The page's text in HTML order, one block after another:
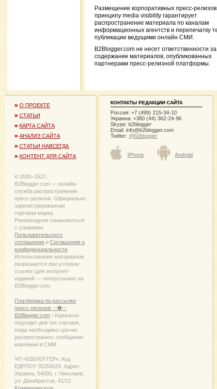
Размещение корпоративных пресс-
принципу media visibility гарантирует
распространение материала по каналам
информационных агентств и перепечатку
публикации ведущими онлайн СМИ.
B2Blogger.com не несет ответственности за
содержание материалов, опубликованных
партнерами пресс-релизной платформы.
О ПРОЕКТЕ
СТАТЬИ
КАРТА САЙТА
АНАЛИЗ САЙТА
СТАТЬИ НАВСЕГДА
КОНТЕНТ ДЛЯ САЙТА
© 2005−2527,
B2Blogger.com — онлайн-
служба распространения
пресс-релизов. Официально
зарегистрированная
торговая марка.
Рекомендуем ознакомиться
с уловиями
Пользовательского
соглашения и Соглашения о
конфиденциальности
Использование материалов
разрешается при условии
ссылки (для интернет-
изданий — гиперссылки) на
B2Blogger.com.
Платформа по рассылке
пресс-релизов ☜❶☞
B2Blogger.com › Идеально
подходит для тех случаев,
когда необходимо срочно
распространить сообщение
компании в СМИ.
ЧП «Б2БЛОГГЕР», Код
ЕДРПОУ 35356529. Адрес:
Украина, 54000, г. Николаев,
ул. Декабристов, 41/12.
КОНТАКТЫ РЕДАКЦИИ САЙТА
Россия: +7 (499) 215-34-10
Украина: +380 (44) 362-24-96
Skype: b2blogger
Email: info@b2blogger.com
Twitter: @b2blogger
IPhone Android